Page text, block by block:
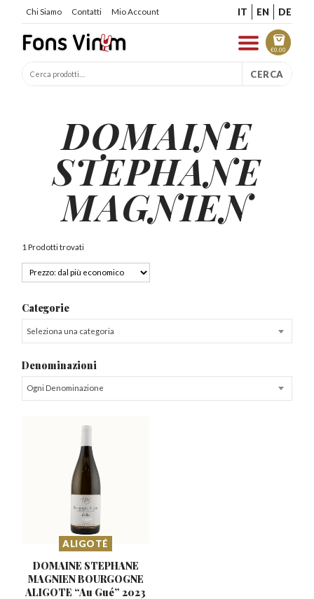
Chi Siamo Contatti Mio Account IT EN DE
€0.00
CERCA
DOMAINE
STEPHANE
MAGNIEN
1 Prodotti trovati
Categorie
Seleziona una categoria
Denominazioni
Ogni Denominazione
ALIGOTÉ
DOMAINE STEPHANE
MAGNIEN BOURGOGNE
ALIGOTE “Au Gué” 2023